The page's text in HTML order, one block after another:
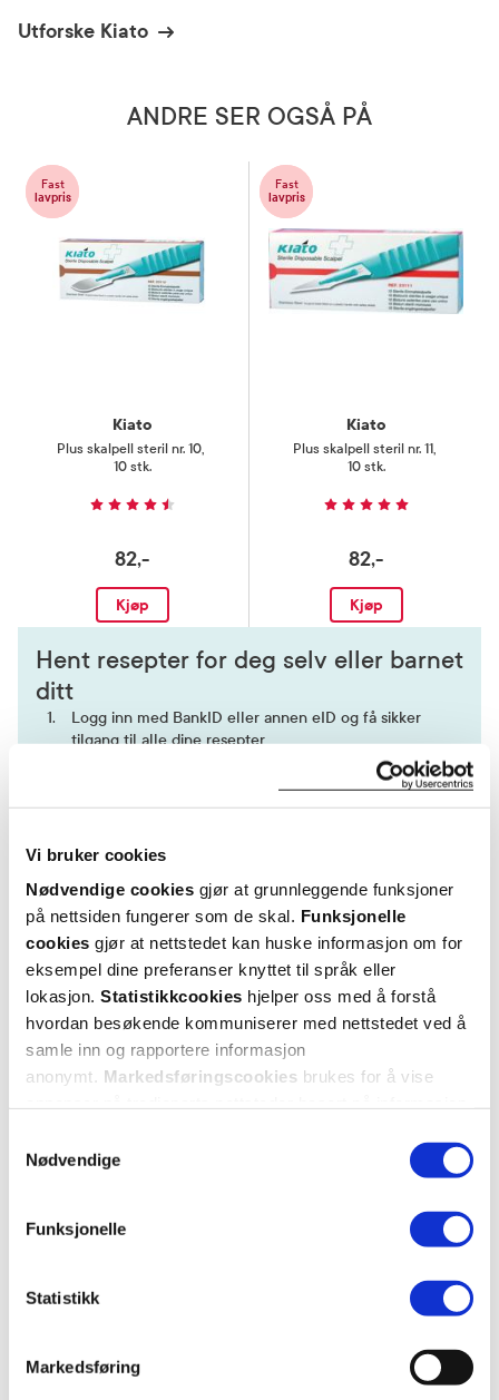
Vi bruker cookies
Nødvendige cookies gjør at grunnleggende funksjoner
på nettsiden fungerer som de skal. Funksjonelle
cookies gjør at nettstedet kan huske informasjon om for
eksempel dine preferanser knyttet til språk eller
lokasjon. Statistikkcookies hjelper oss med å forstå
hvordan besøkende kommuniserer med nettstedet ved å
samle inn og rapportere informasjon
anonymt. Markedsføringscookies brukes for å vise
Nødvendige
Funksjonelle
Statistikk
Markedsføring
Utforske Kiato
ANDRE SER OGSÅ PÅ
Fast
lavpris
Kiato
Plus skalpell steril nr. 10,
10 stk.
82,-
Kjøp
Fast
lavpris
Kiato
Plus skalpell steril nr. 11,
10 stk.
82,-
Kjøp
Hent resepter for deg selv eller barnet
ditt
Logg inn med BankID eller annen eID og få sikker
tilgang til alle dine resepter
Velg hvilke resepter du vil hente ut og hvordan du vil
Mer om reseptvarer